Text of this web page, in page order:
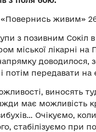
живим»
з позивним Сокіл
міської лікарні на
доводилося,
потім передавати на
виносять
має можливість
Очікуємо,
стабілізуємо при